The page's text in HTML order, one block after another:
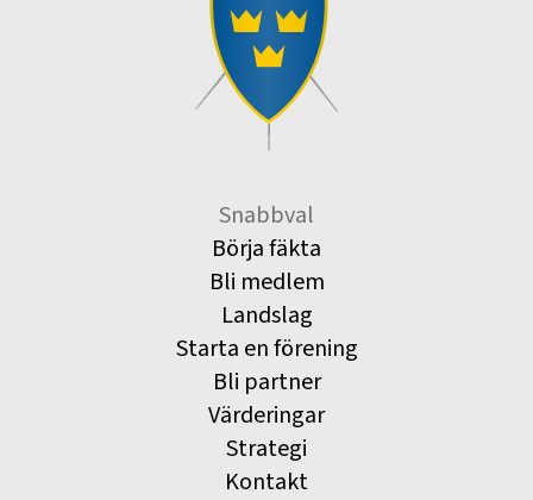
Snabbval
Börja fäkta
Bli medlem
Landslag
Starta en förening
Bli partner
Värderingar
Strategi
Kontakt